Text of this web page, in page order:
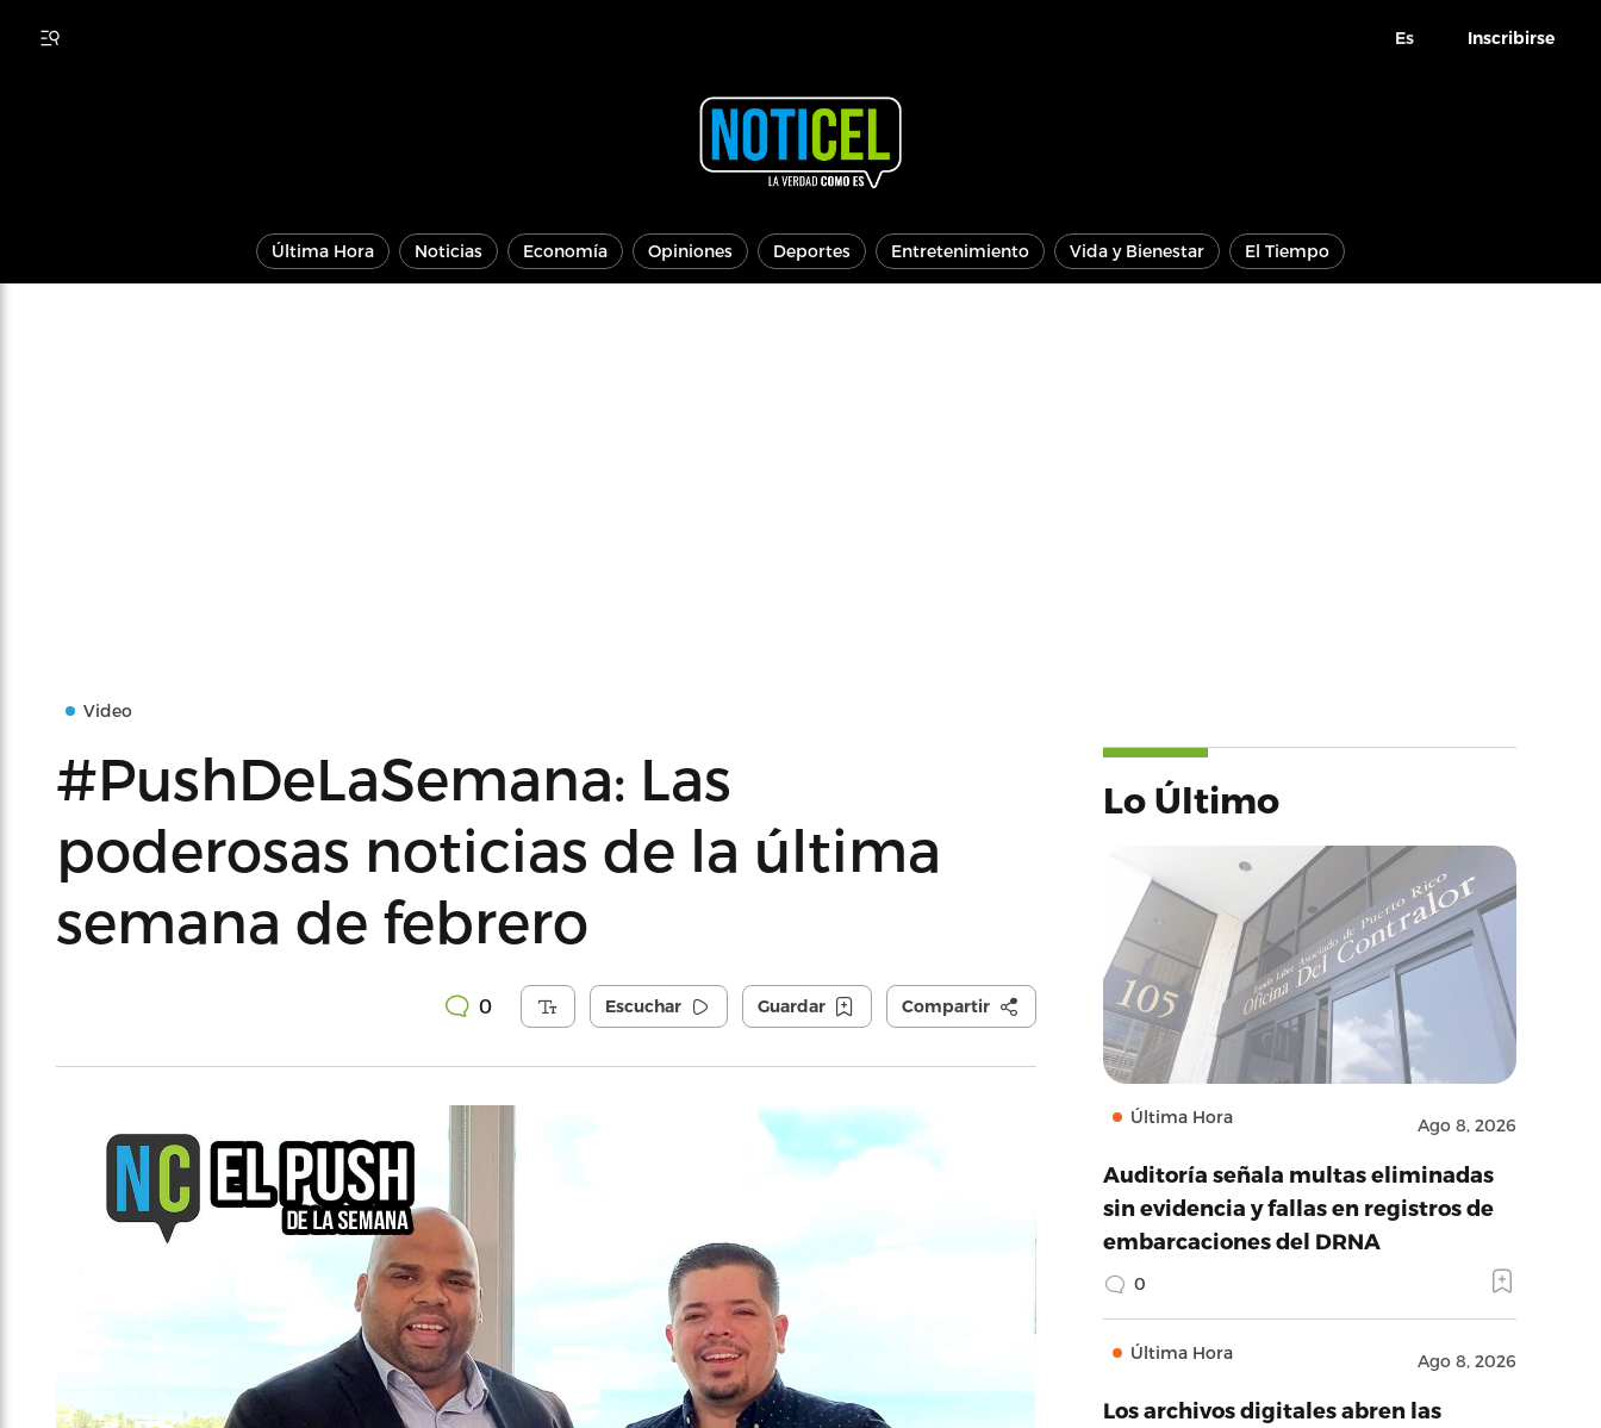
Es Inscribirse
Última Hora Noticias Economía Opiniones Deportes Entretenimiento Vida y Bienestar El Tiempo
Video
#PushDeLaSemana: Las
poderosas noticias de la última
semana de febrero
0 Escuchar Guardar Compartir
Lo Último
Última Hora Ago 8, 2026
Auditoría señala multas eliminadas
sin evidencia y fallas en registros de
embarcaciones del DRNA
0
Última Hora Ago 8, 2026
Los archivos digitales abren las